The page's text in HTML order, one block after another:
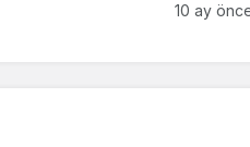
10 ay